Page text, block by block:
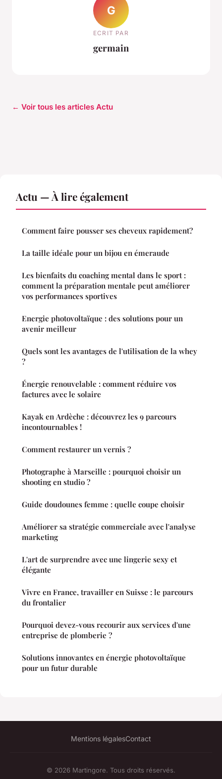
G
ECRIT PAR
germain
← Voir tous les articles Actu
Actu — À lire également
Comment faire pousser ses cheveux rapidement?
La taille idéale pour un bijou en émeraude
Les bienfaits du coaching mental dans le sport :
comment la préparation mentale peut améliorer
vos performances sportives
Energie photovoltaïque : des solutions pour un
avenir meilleur
Quels sont les avantages de l'utilisation de la whey
?
Énergie renouvelable : comment réduire vos
factures avec le solaire
Kayak en Ardèche : découvrez les 9 parcours
incontournables !
Comment restaurer un vernis ?
Photographe à Marseille : pourquoi choisir un
shooting en studio ?
Guide doudounes femme : quelle coupe choisir
Améliorer sa stratégie commerciale avec l'analyse
marketing
L'art de surprendre avec une lingerie sexy et
élégante
Vivre en France, travailler en Suisse : le parcours
du frontalier
Pourquoi devez-vous recourir aux services d'une
entreprise de plomberie ?
Solutions innovantes en énergie photovoltaïque
pour un futur durable
Mentions légalesContact
© 2026 Martingore. Tous droits réservés.